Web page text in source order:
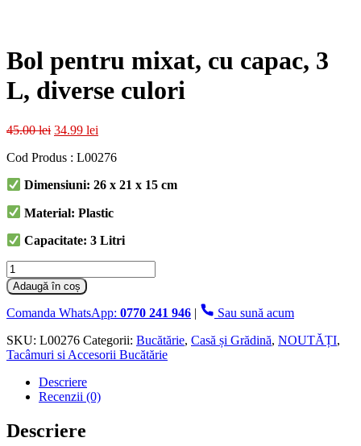
Bol pentru mixat, cu capac, 3
L, diverse culori
45.00lei Prețul
a
45.00 lei.
34.99 lei
este:
Cod Produs : L00276
Dimensiuni: 26 x 21 x 15 cm
Material: Plastic
Capacitate: 3 Litri
Cantitate
Bol
pentru
mixat,
capac,
3
diverse
culori
Adaugă în coș
Comanda WhatsApp: 0770 241 946 |
Sau sună acum
SKU: L00276 Categorii: Bucătărie, Casă și Grădină, NOUTĂȚI,
Tacâmuri si Accesorii Bucătărie
Descriere
Recenzii (0)
Descriere